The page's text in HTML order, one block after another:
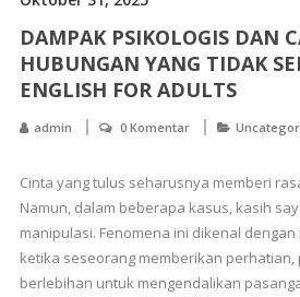
DAMPAK PSIKOLOGIS DAN
HUBUNGAN YANG TIDAK
ENGLISH FOR ADULTS
admin 0 Komentar
Cinta yang tulus seharusnya memberi
Namun, dalam beberapa kasus, kasih
manipulasi. Fenomena ini dikenal
ketika seseorang memberikan
berlebihan untuk mengendalikan